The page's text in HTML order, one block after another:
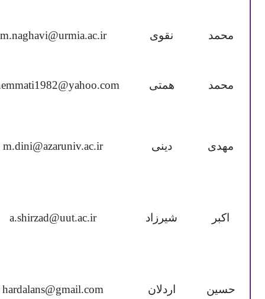
محمد نقوی m.naghavi@urmia.ac.ir
محمد همتی
مهدی دینی m.dini@azaruniv.ac.ir
اکبر شیرزاد a.shirzad@uut.ac.ir
حسین اردلان hardalans@gmail.com